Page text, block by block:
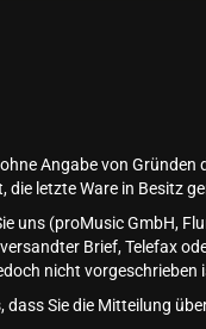
Angabe von
die letzte Ware in Besitz
uns (proMusic GmbH,
Brief, Telefax
nicht vorgeschrieben
Sie die Mitteilung